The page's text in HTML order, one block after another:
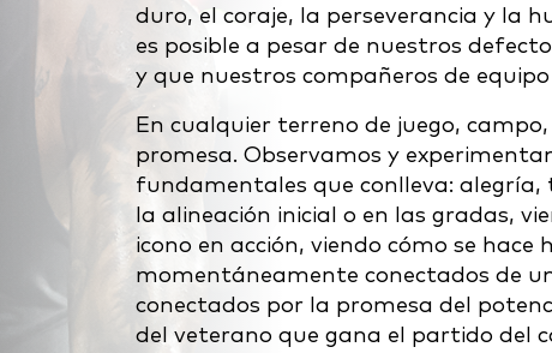
duro, el coraje, la perseverancia y la
es posible a pesar de nuestros
y que nuestros compañeros de
En cualquier terreno de juego,
promesa. Observamos y
fundamentales que conlleva: alegría,
la alineación inicial o en las gradas,
icono en acción, viendo cómo se
momentáneamente conectados de
conectados por la promesa del
del veterano que gana el partido del